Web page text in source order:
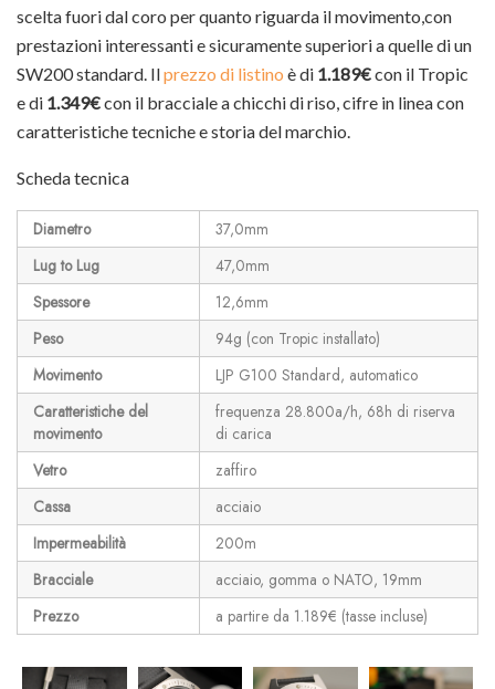
scelta fuori dal coro per quanto riguarda il movimento,con
prestazioni interessanti e sicuramente superiori a quelle di un
SW200 standard. Ilprezzo di listino è di 1.189€con il Tropic
e di 1.349€con il bracciale a chicchi di riso, cifre in linea con
caratteristiche tecniche e storia del marchio.
Scheda tecnica
Diametro
37,0mm
Lug to Lug
47,0mm
Spessore
12,6mm
Peso
94g (con Tropic installato)
Movimento
LJP G100 Standard, automatico
Caratteristiche del
movimento
frequenza 28.800a/h, 68h di riserva
di carica
Vetro
zaffiro
Cassa
acciaio
Impermeabilità
200m
Bracciale
acciaio, gomma o NATO, 19mm
Prezzo
a partire da 1.189€ (tasse incluse)